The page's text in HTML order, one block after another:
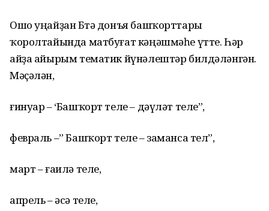
Ошо уңайҙан Бөтә донъя башҡорттары
ҡоролтайында матбуғат кәңәшмәһе үтте. Һәр
айҙа айырым тематик йүнәлештәр билдәләнгән.
Мәҫәлән,
ғинуар – ‘Башҡорт теле – дәүләт теле”,
февраль –” Башҡорт теле – заманса тел”,
март – ғаилә теле,
апрель – әсә теле,